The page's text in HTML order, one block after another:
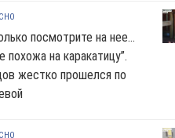
посмотрите на нее…
похожа на каракатицу”.
жестко прошелся по